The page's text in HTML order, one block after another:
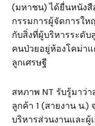
(มหาชน) ได้ยื่นหนัง
กรรมการผู้จัดการให
กับสิ่งที่ผู้บริหารระดับ
คนป่วยอยู่ห้องโคม่า
ลูกเศรษฐี
สหภาพ NT รับรู้มาว่
ลูกค้า 1 (สายงาน น
บริหารส่วนงานและผู้